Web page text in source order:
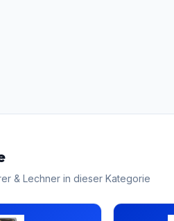
& Lechner in dieser Kategorie